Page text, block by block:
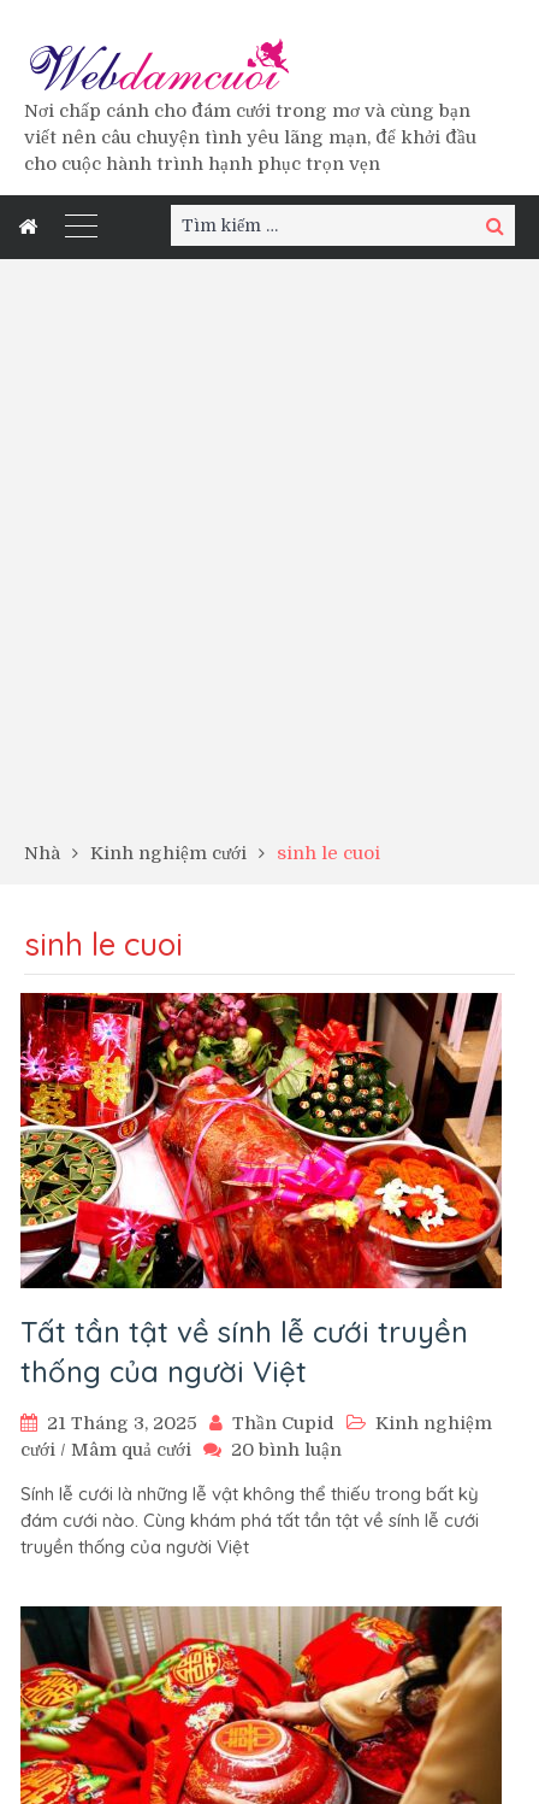
Nơi chấp cánh cho đám cưới trong mơ và cùng bạn
viết nên câu chuyện tình yêu lãng mạn, để khởi đầu
cho cuộc hành trình hạnh phục trọn vẹn
Tìm
kiếm:
Tìm
kiếm
Nhà Kinh nghiệm cưới sinh le cuoi
sinh le cuoi
Tất tần tật về sính lễ cưới truyền
thống của người Việt
21 Tháng 3, 2025 Thần Cupid
Kinh nghiệm
cưới / Mâm quả cưới 20 bình luận
tần
tật
cưới
truyền
thống
của
người
Việt
Sính lễ cưới là những lễ vật không thể thiếu trong bất kỳ
đám cưới nào. Cùng khám phá tất tần tật về sính lễ cưới
truyền thống của người Việt